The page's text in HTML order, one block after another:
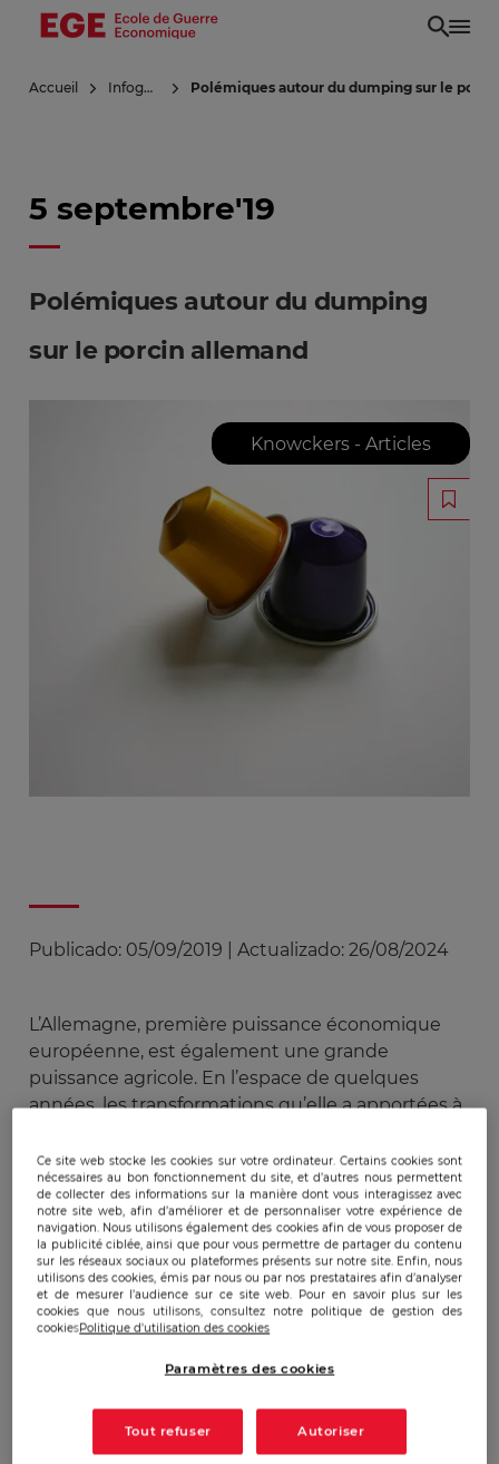
Aller
principal
Accueil Infoguerre Polémiques autour du dumping sur le
5 septembre'19
Polémiques autour du dumping
sur le porcin allemand
Knowckers - Articles
Publicado: 05/09/2019 Actualizado: 26/08/2024
L’Allemagne, première puissance économique
européenne, est également une grande
puissance agricole. En l’espace de quelques
années, les transformations qu’elle a apportées à
positionner comme un acteur majeur sur la
scène internationale.Plus gros producteur
d’Europe, elle cède aux États-Unis sa place de
leader mondial de l’exportation de viande de
porc en 2018, ses 4,4 milliards de dollars de
revenus lui assurant tout de même le rang de
second exportateur mondial1 devant l’Espagne.
mondiale de la viande qui était jusqu’en 2017
toujours la plus consommée en Allemagne, avec
54 kg par personne par an – ne manque pas de
Ce site web stocke les cookies sur votre ordinateur. Certains cookies sont
nécessaires au bon fonctionnement du site, et d’autres nous permettent
de collecter des informations sur la manière dont vous interagissez avec
notre site web, afin d’améliorer et de personnaliser votre expérience de
navigation. Nous utilisons également des cookies afin de vous proposer de
la publicité ciblée, ainsi que pour vous permettre de partager du contenu
sur les réseaux sociaux ou plateformes présents sur notre site. Enfin, nous
utilisons des cookies, émis par nous ou par nos prestataires afin d’analyser
et de mesurer l’audience sur ce site web. Pour en savoir plus sur les
cookies que nous utilisons, consultez notre politique de gestion des
cookiesPolitique d'utilisation des cookies
Paramètres des cookies
Tout refuser Autoriser